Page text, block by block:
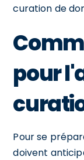
curation de
pour
Pour se
doivent